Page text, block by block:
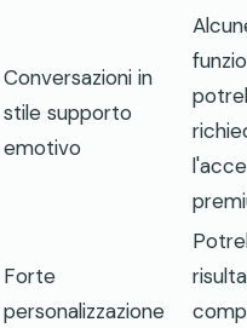
Conversazioni in
stile supporto
emotivo
Forte
personalizzazione